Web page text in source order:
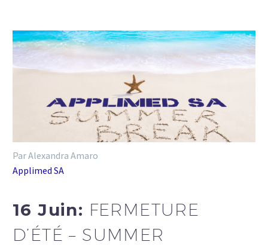
Français
Par Alexandra Amaro
Applimed SA
16 Juin: FERMETURE
D’ÉTÉ – SUMMER